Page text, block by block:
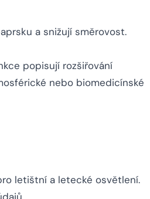
a snižují směrovost.
popisují rozšiřování
nebo biomedicínské
letištní a letecké osvětlení.